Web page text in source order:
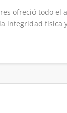
ofreció todo
integridad